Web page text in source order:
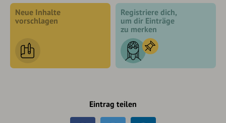
Neue Inhalte
vorschlagen
Registriere dich,
um dir Einträge
zu merken
Eintrag teilen